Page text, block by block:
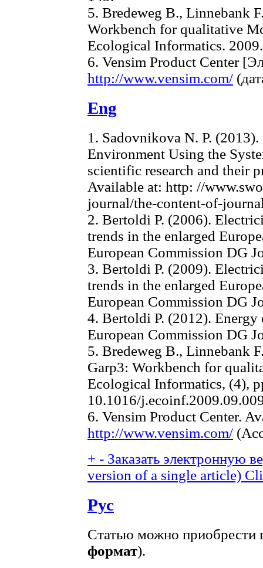
5. Bredeweg B., Linnebank
Workbench for qualitative
Ecological Informatics.
6. Vensim Product Center
http://www.vensim.com/
Eng
1. Sadovnikova N. P.
Environment Using the
scientific research and their
Available at: http: //
journal/the-content-of-
2. Bertoldi P. (2006).
trends in the enlarged
European Commission DG
3. Bertoldi P. (2009).
trends in the enlarged
European Commission DG
4. Bertoldi P. (2012).
European Commission DG
5. Bredeweg B., Linnebank
Garp3: Workbench for
Ecological Informatics, (4),
10.1016/
6. Vensim Product Center.
http://www.vensim.com/
+ - Заказать электронную
version of a single article)
Рус
Статью можно приобрести
формат).